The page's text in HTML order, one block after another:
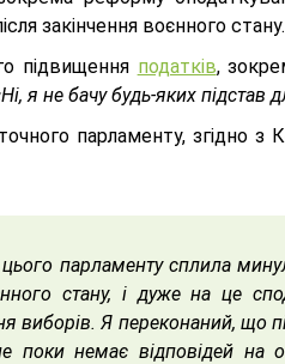
закінчення воєнного стану.
підвищення податків,
я не бачу будь-яких підстав
парламенту, згідно з
цього парламенту сплила
стану, і дуже на це
виборів. Я переконаний, що
поки немає відповідей